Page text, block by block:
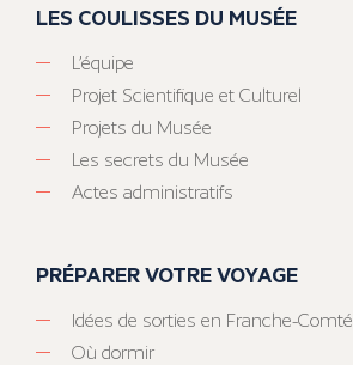
LES COULISSES DU MUSÉE
L’équipe
Projet Scientifique et Culturel
Projets du Musée
Les secrets du Musée
Actes administratifs
PRÉPARER VOTRE VOYAGE
Idées de sorties en Franche-Comté
Où dormir